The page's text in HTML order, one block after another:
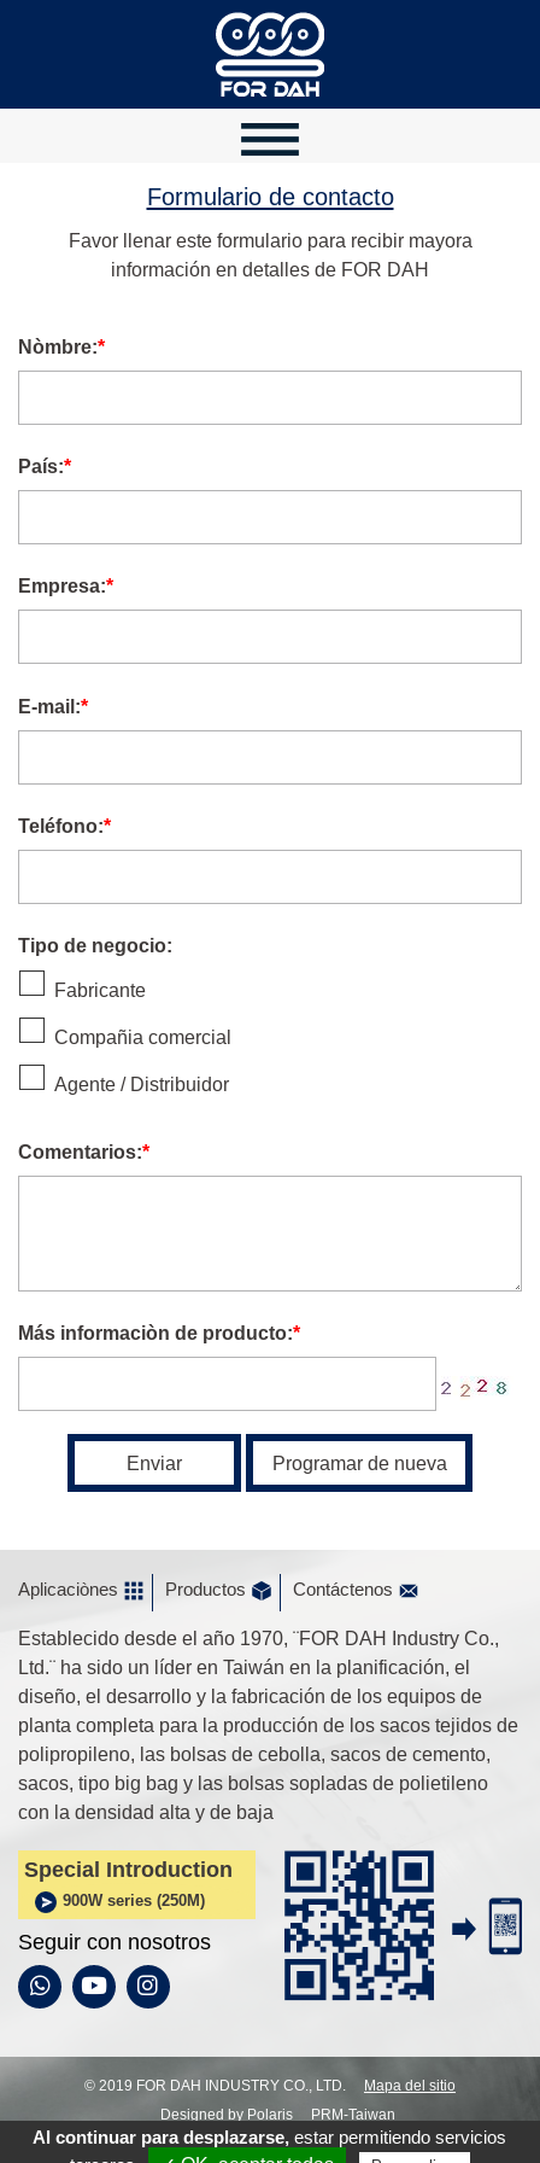
Formulario de contacto
Favor llenar este formulario para recibir mayora
información en detalles de FOR DAH
Nòmbre:*
País:*
Empresa:*
E-mail:*
Teléfono:*
Tipo de negocio:
Fabricante
Compañia comercial
Agente / Distribuidor
Comentarios:*
Más informaciòn de producto:*
Enviar Programar de nueva
Aplicaciònes Productos Contáctenos
Establecido desde el año 1970, ¨FOR DAH Industry Co.,
Ltd.¨ ha sido un líder en Taiwán en la planificación, el
diseño, el desarrollo y la fabricación de los equipos de
planta completa para la producción de los sacos tejidos de
polipropileno, las bolsas de cebolla, sacos de cemento,
sacos, tipo big bag y las bolsas sopladas de polietileno
con la densidad alta y de baja
Special Introduction
900W series (250M)
Seguir con nosotros
© 2019 FOR DAH INDUSTRY CO., LTD.
Mapa del sitio
Designed by Polaris
PRM-Taiwan
Al continuar para desplazarse, estar permitiendo servicios